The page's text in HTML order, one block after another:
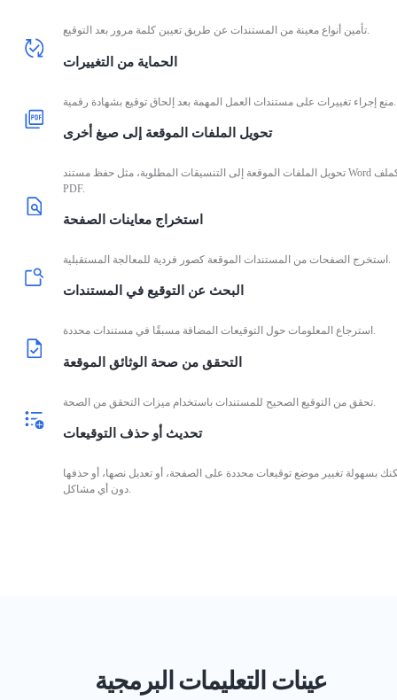
تأمين أنواع معينة من المستندات عن طريق تعيين كلمة مرور بعد التوقيع.
الحماية من التغييرات
تحويل الملفات الموقعة إلى صيغ أخرى
تحويل الملفات الموقعة إلى التنسيقات المطلوبة، مثل حفظ مستند Word كملف
PDF.
استخراج معاينات الصفحة
استخرج الصفحات من المستندات الموقعة كصور فردية للمعالجة المستقبلية.
البحث عن التوقيع في المستندات
استرجاع المعلومات حول التوقيعات المضافة مسبقًا في مستندات محددة.
التحقق من صحة الوثائق الموقعة
تحديث أو حذف التوقيعات
بسهولة تغيير موضع توقيعات محددة على الصفحة، أو تعديل نصها، أو حذفها
دون أي مشاكل.
عينات التعليمات البرمجية